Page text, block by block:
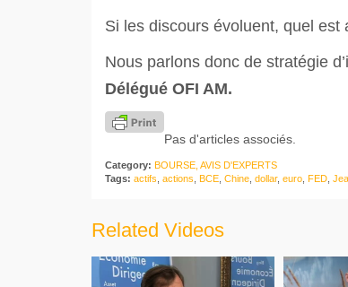
Si les discours évoluent, quel est
Nous parlons donc de stratégie
Délégué OFI AM.
Pas d'articles associés.
Category: BOURSE, AVIS D'EXPERTS
Tags: actifs actions BCE Chine dollar, euro FED
Related Videos